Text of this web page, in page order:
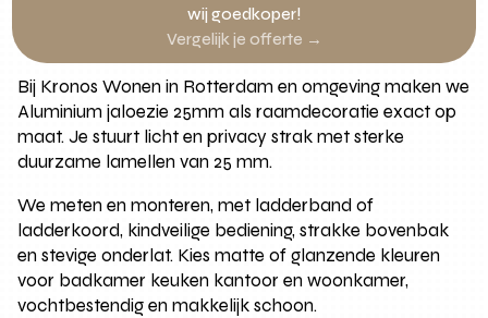
wij goedkoper!
Vergelijk je offerte →
Bij Kronos Wonen in Rotterdam en omgeving maken we
Aluminium jaloezie 25mm als raamdecoratie exact op
maat. Je stuurt licht en privacy strak met sterke
duurzame lamellen van 25 mm.
We meten en monteren, met ladderband of
ladderkoord, kindveilige bediening, strakke bovenbak
en stevige onderlat. Kies matte of glanzende kleuren
voor badkamer keuken kantoor en woonkamer,
vochtbestendig en makkelijk schoon.